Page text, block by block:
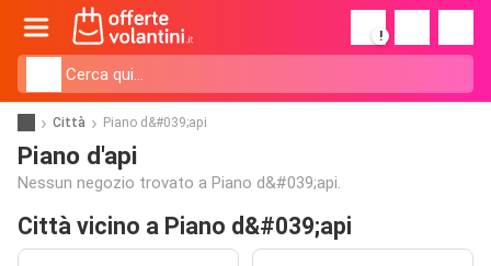
!
Città Piano d&#039;api
Piano d'api
Nessun negozio trovato a Piano d&#039;api.
Città vicino a Piano d&#039;api